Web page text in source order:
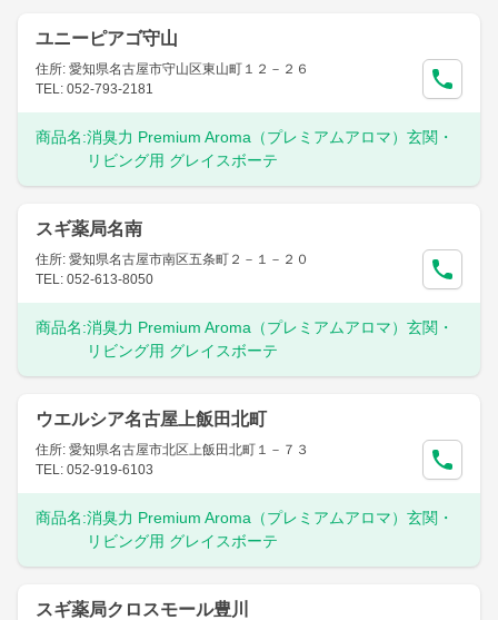
ユニーピアゴ守山
住所: 愛知県名古屋市守山区東山町１２－２６
TEL: 052-793-2181
商品名:消臭力 Premium Aroma（プレミアムアロマ）玄関・
リビング用 グレイスボーテ
スギ薬局名南
住所: 愛知県名古屋市南区五条町２－１－２０
TEL: 052-613-8050
商品名:消臭力 Premium Aroma（プレミアムアロマ）玄関・
リビング用 グレイスボーテ
ウエルシア名古屋上飯田北町
住所: 愛知県名古屋市北区上飯田北町１－７３
TEL: 052-919-6103
商品名:消臭力 Premium Aroma（プレミアムアロマ）玄関・
リビング用 グレイスボーテ
スギ薬局クロスモール豊川